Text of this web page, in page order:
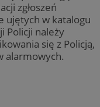
zgłoszeń
ujętych w katalogu
Policji należy
się z Policją,
alarmowych.